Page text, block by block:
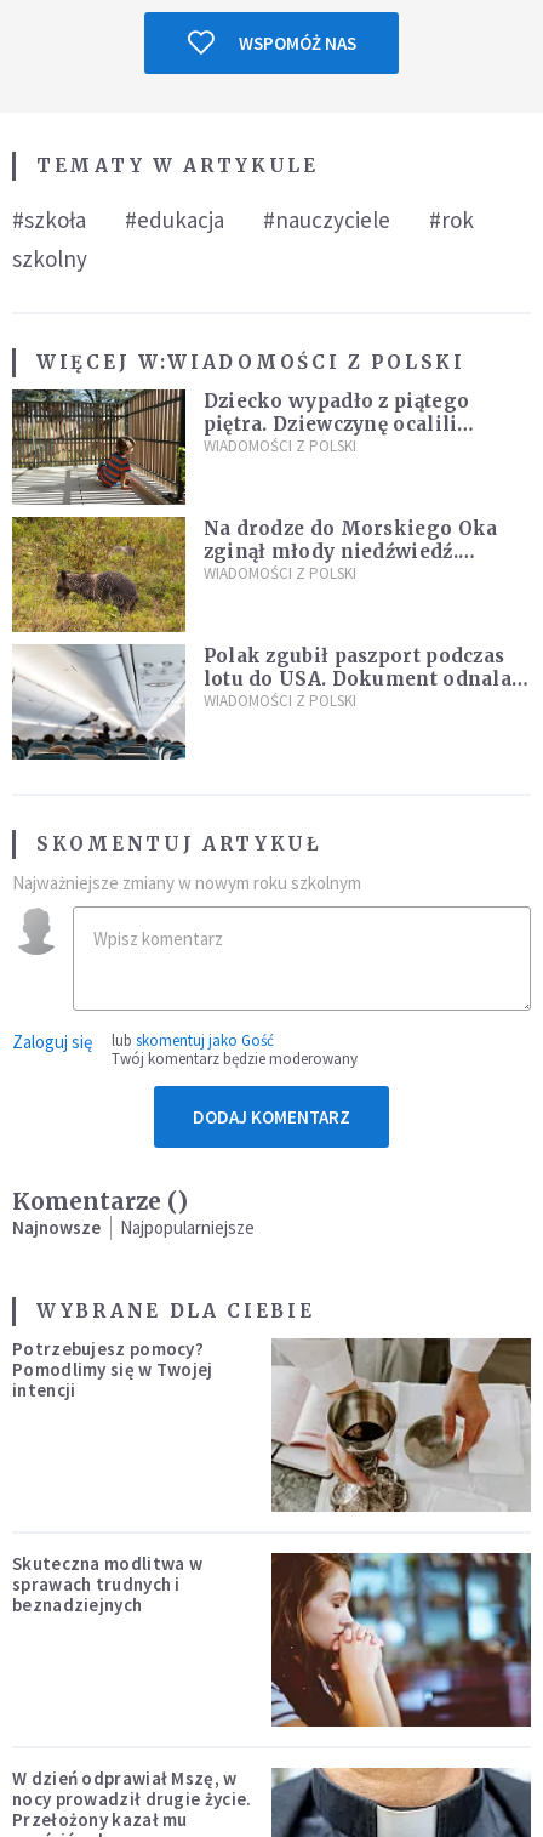
WSPOMÓŻ NAS
TEMATY W ARTYKULE
#szkoła #edukacja #nauczyciele
#rok
szkolny
WIĘCEJ W:WIADOMOŚCI Z POLSKI
Dziecko wypadło z piątego
piętra. Dziewczynę ocalili
sąsiedzi
WIADOMOŚCI Z POLSKI
Na drodze do Morskiego Oka
zginął młody niedźwiedź.
Sprawę bada Policja i TPN
WIADOMOŚCI Z POLSKI
Polak zgubił paszport podczas
lotu do USA. Dokument odnalazł
się w nietypowym miejscu
WIADOMOŚCI Z POLSKI
SKOMENTUJ ARTYKUŁ
Najważniejsze zmiany w nowym roku szkolnym
Zaloguj się lub skomentuj jako Gość
Twój komentarz będzie moderowany
DODAJ KOMENTARZ
Komentarze ()
Najnowsze Najpopularniejsze
WYBRANE DLA CIEBIE
Potrzebujesz pomocy?
Pomodlimy się w Twojej
intencji
Skuteczna modlitwa w
sprawach trudnych i
beznadziejnych
W dzień odprawiał Mszę, w
nocy prowadził drugie życie.
Przełożony kazał mu